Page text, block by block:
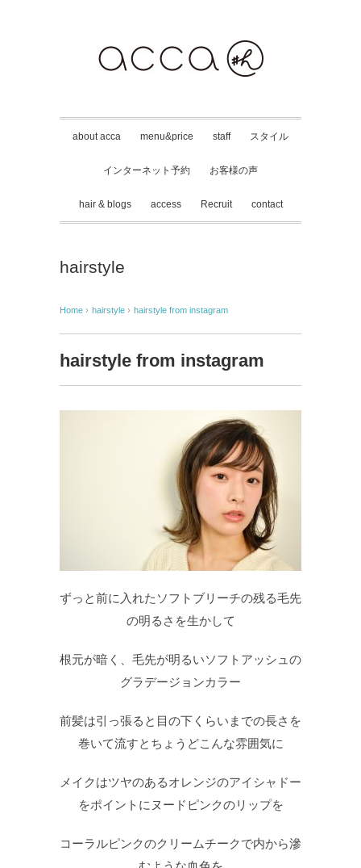
about acca menu&price staff スタイル
インターネット予約 お客様の声
hair & blogs access Recruit contact
hairstyle
Home › hairstyle › hairstyle from instagram
hairstyle from instagram
ずっと前に入れたソフトブリーチの残る毛先
の明るさを生かして
根元が暗く、毛先が明るいソフトアッシュの
グラデージョンカラー
前髪は引っ張ると目の下くらいまでの長さを
巻いて流すとちょうどこんな雰囲気に
メイクはツヤのあるオレンジのアイシャドー
をポイントにヌードピンクのリップを
コーラルピンクのクリームチークで内から滲